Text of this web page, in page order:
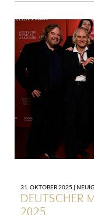
31. OKTOBER 2025 |
DEUTSCHER
2025